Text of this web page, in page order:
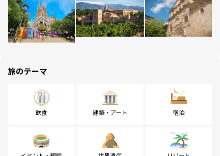
旅のテーマ
飲食 建築・アート 宿泊